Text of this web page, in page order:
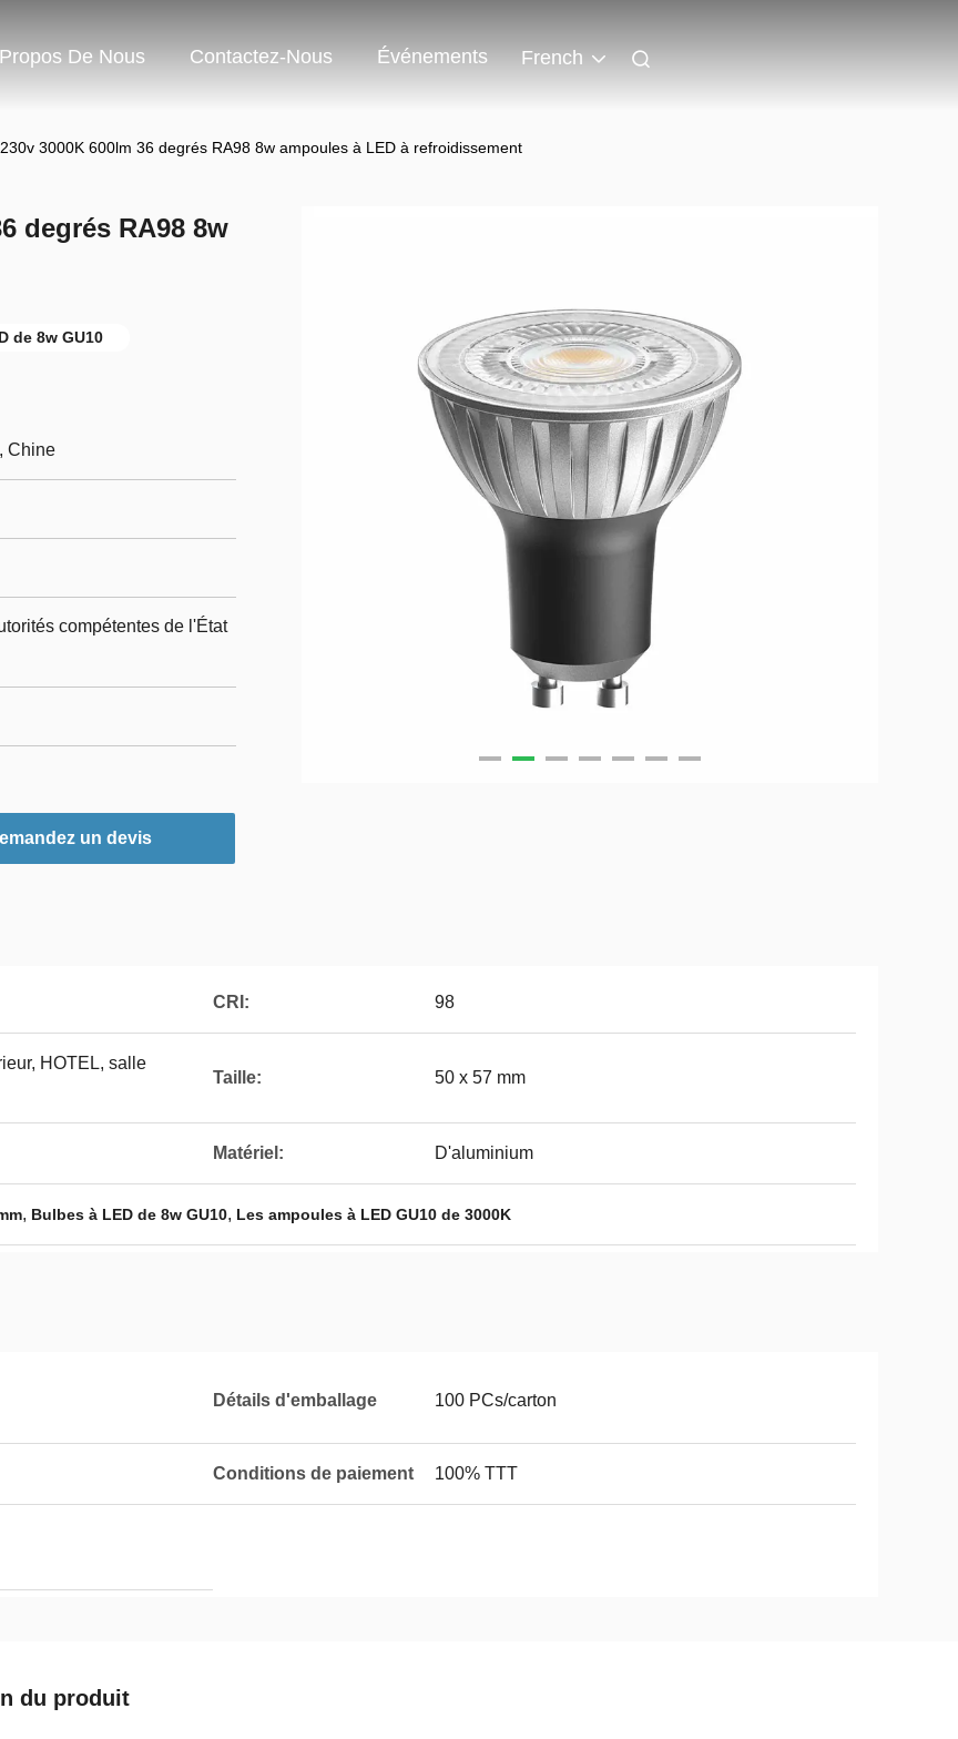
De Nous Contactez-Nous Événements French
3000K 600lm 36 degrés RA98 8w ampoules à LED à refroidissement
degrés RA98 8w
de 8w GU10
Chine
compétentes de l'État
un devis
CRI: 98
HOTEL, salle
Taille: 50 x 57 mm
Matériel: D'aluminium
, Bulbes à LED de 8w GU10, Les ampoules à LED GU10 de 3000K
Détails d'emballage 100 PCs/carton
Conditions de paiement 100% TTT
du produit